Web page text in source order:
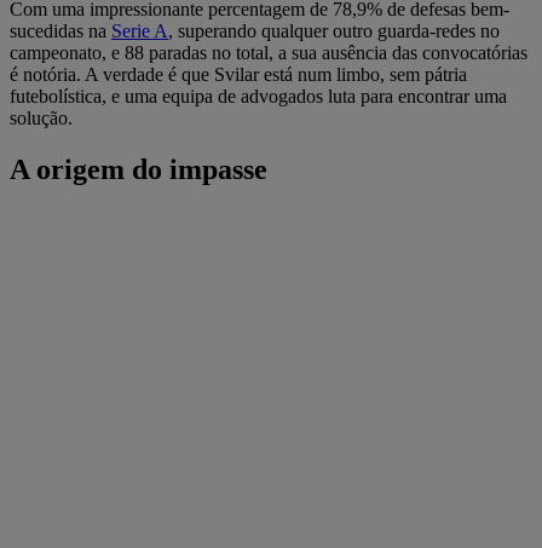
Com uma impressionante percentagem de 78,9% de defesas bem-
sucedidas na Serie A, superando qualquer outro guarda-redes no
campeonato, e 88 paradas no total, a sua ausência das convocatórias
é notória. A verdade é que Svilar está num limbo, sem pátria
futebolística, e uma equipa de advogados luta para encontrar uma
solução.
A origem do impasse